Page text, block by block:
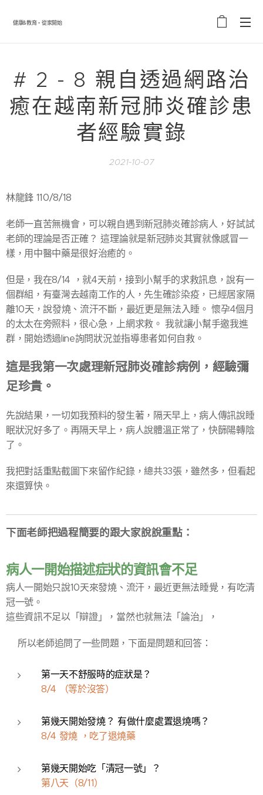
健康&教育・從家開始
# 2 - 8 親自透過網路治
癒在越南新冠肺炎確診患
者經驗實錄
2021-10-07
林龍鋒 110/8/18
老師一直苦無機會，可以親自遇到新冠肺炎確診病人，好試試
老師的理論是否正確？ 這理論就是新冠肺炎其實就像感冒一
樣，用中醫中藥是很好治癒的。
但是，我在8/14 ，就4天前，接到小幫手的求救訊息，說有一
個群組，有臺灣去越南工作的人，先生確診染疫，已經居家隔
離10天，說發燒、流汗不斷，最近更是無法入睡。 懷孕4個月
的太太在旁照料，很心急，上網求救。 我就讓小幫手邀我進
群，開始透過line詢問狀況並指導患者如何自救。
這是我第一次處理新冠肺炎確診病例，經驗彌
足珍貴。
先說結果，一切如我預料的發生著，隔天早上，病人傳訊說睡
眠狀況好多了。再隔天早上，病人說體溫正常了，快篩陽轉陰
了。
我把對話重點截圖下來留作紀錄，總共33張，雖然多，但看起
來還算快。
下面老師把過程簡要的跟大家說說重點：
病人一開始描述症狀的資訊會不足
病人一開始只說10天來發燒、流汗，最近更無法睡覺，有吃清
冠一號。
這些資訊不足以「辯證」，當然也就無法「論治」，
所以老師追問了一些問題，下面是問題和回答：
第一天不舒服時的症狀是？
8/4 （等於沒答）
第幾天開始發燒？ 有做什麼處置退燒嗎？
8/4 發燒 ，吃了退燒藥
第幾天開始吃「清冠一號」？
第八天（8/11）